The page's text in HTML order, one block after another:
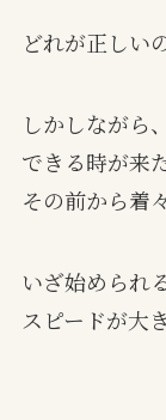
どれが正しい
しかしながら、
できる時が来
その前から着
いざ始められ
スピードが大